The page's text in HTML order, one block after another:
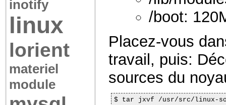
inotify
linux
lorient
materiel
module
/boot:
Placez-vous
travail, puis:
sources du
$ tar jxvf /usr/src/linux-